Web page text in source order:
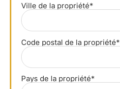
Ville de la propriété*
Code postal de la propriété*
Pays de la propriété*